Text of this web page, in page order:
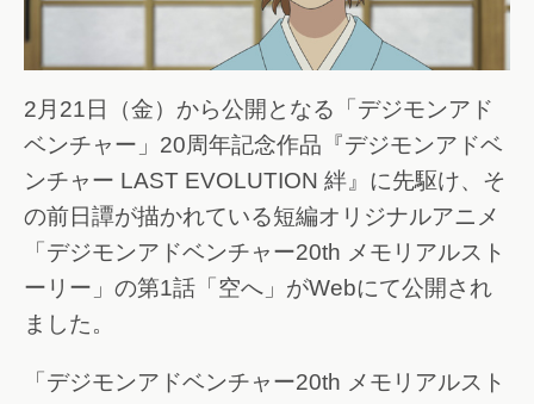
2月21日（金）から公開となる「デジモンアド
ベンチャー」20周年記念作品『デジモンアドベ
ンチャー LAST EVOLUTION 絆』に先駆け、そ
の前日譚が描かれている短編オリジナルアニメ
「デジモンアドベンチャー20th メモリアルスト
ーリー」の第1話「空へ」がWebにて公開され
ました。
「デジモンアドベンチャー20th メモリアルスト